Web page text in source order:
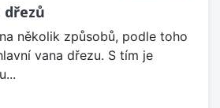
dřezů
několik způsobů, podle toho
vana dřezu. S tím je